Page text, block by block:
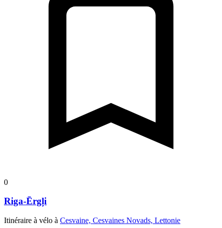
0
Riga-Ērgļi
Itinéraire à vélo à Cesvaine, Cesvaines Novads, Lettonie